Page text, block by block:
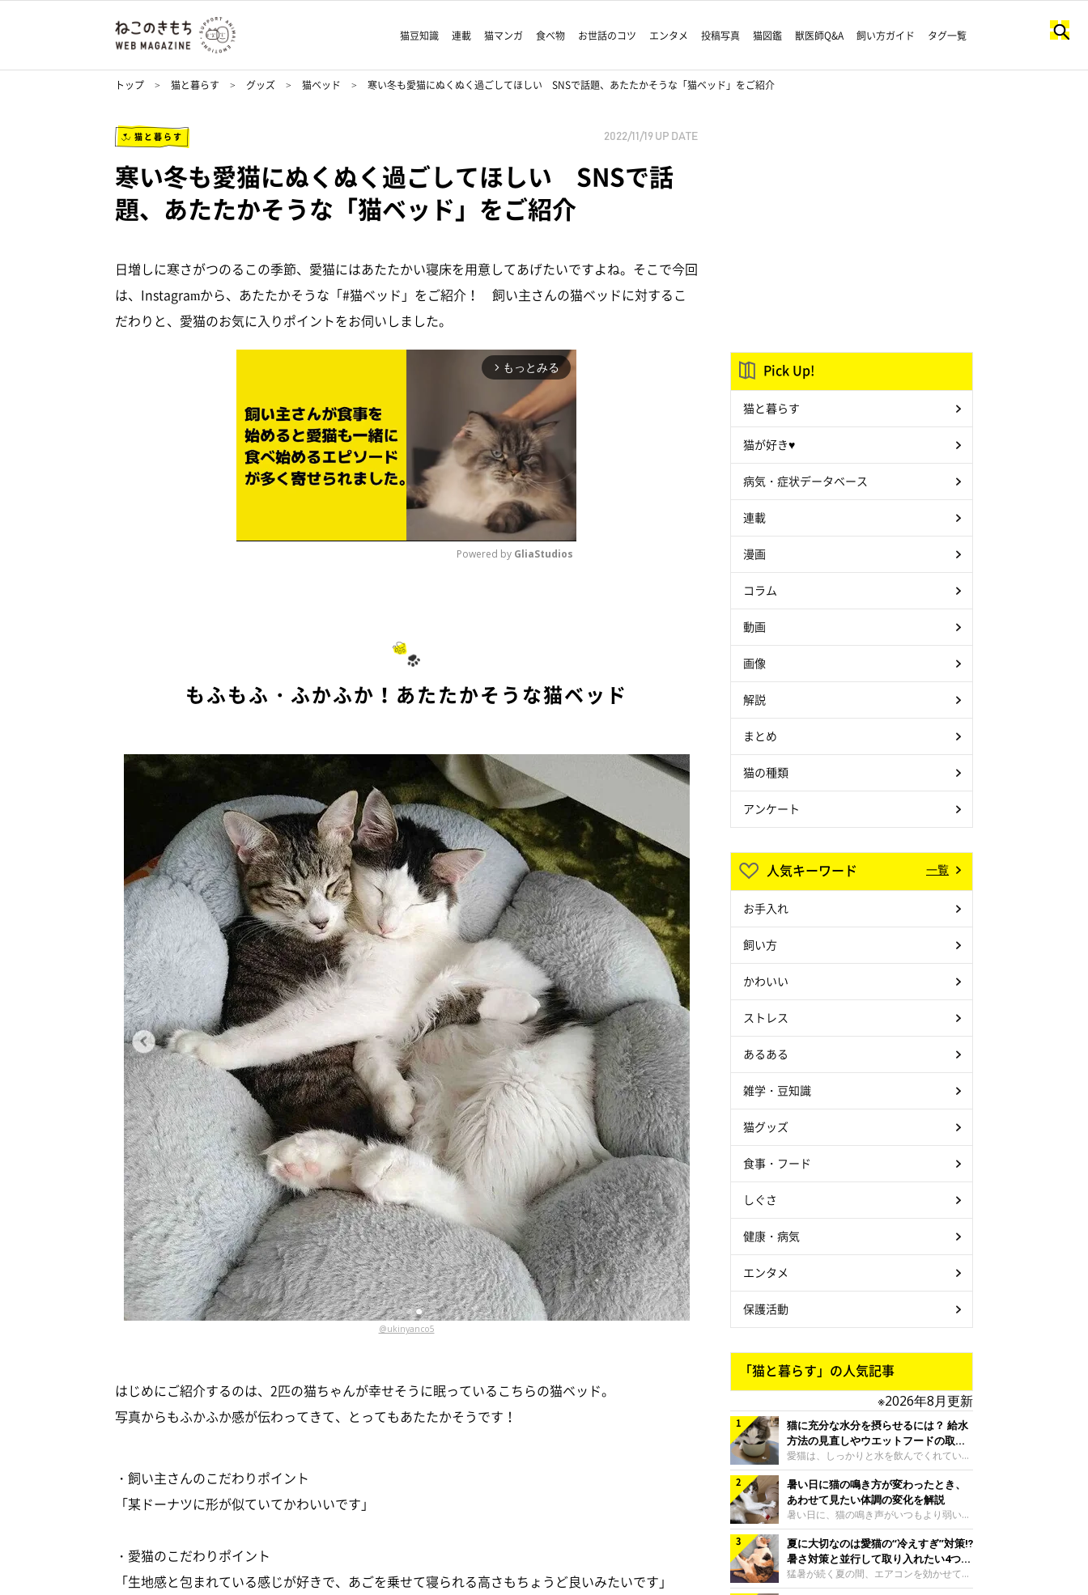
猫豆知識 連載 猫マンガ 食べ物 お世話のコツ エンタメ 投稿写真 猫図鑑 獣医師Q&A 飼い方ガイド タグ一覧
トップ 猫と暮らす グッズ 猫ベッド 寒い冬も愛猫にぬくぬく過ごしてほしい SNSで話題、あたたかそうな「猫ベッド」をご紹介
猫と暮らす 2022/11/19 UP DATE
寒い冬も愛猫にぬくぬく過ごしてほしい SNSで話
題、あたたかそうな「猫ベッド」をご紹介
日増しに寒さがつのるこの季節、愛猫にはあたたかい寝床を用意してあげたいですよね。そこで今回
は、Instagramから、あたたかそうな「#猫ベッド」をご紹介！ 飼い主さんの猫ベッドに対するこ
だわりと、愛猫のお気に入りポイントをお伺いしました。
arrow_forward_ios もっとみる
Powered by GliaStudios
もふもふ・ふかふか！あたたかそうな猫ベッド
@ukinyanco5
はじめにご紹介するのは、2匹の猫ちゃんが幸せそうに眠っているこちらの猫ベッド。
写真からもふかふか感が伝わってきて、とってもあたたかそうです！
・飼い主さんのこだわりポイント
「某ドーナツに形が似ていてかわいいです」
・愛猫のこだわりポイント
「生地感と包まれている感じが好きで、あごを乗せて寝られる高さもちょうど良いみたいです」
Pick Up!
猫と暮らす
猫が好き♥
病気・症状データベース
連載
漫画
コラム
動画
画像
解説
まとめ
猫の種類
アンケート
人気キーワード 一覧
お手入れ
飼い方
かわいい
ストレス
あるある
雑学・豆知識
猫グッズ
食事・フード
しぐさ
健康・病気
エンタメ
保護活動
「猫と暮らす」の人気記事
※2026年8月更新
猫に充分な水分を摂らせるには？ 給水
方法の見直しやウエットフードの取り
入れ方を解説
愛猫は、しっかりと水を飲んでくれていま
すか？ 夏場はエアコンで室内が涼しいこ
ともあり、猫があまり水を飲まないこと
も。積極的に水分を摂らせるためには、給
水方法を見直したり、フードから水分を摂
らせたりする方法があります。今回は獣医
師の重本仁先生に、猫に水分を摂らせるた
めにできるためできる工夫を教えていただ
きました。ボウルの高さを愛猫の好みにね
このきもち投稿写真ギャラリー水飲みボウ
暑い日に猫の鳴き方が変わったとき、
あわせて見たい体調の変化を解説
暑い日に、猫の鳴き声がいつもより弱い、
かすれる、しつこく鳴くなど、ふだんと違
って聞こえることがあります。 そんなと
き、あわせてどのような様子を確認したら
よいのでしょうか。暑い日に猫の鳴き方が
変わるときの見方や注意したい体調の変化
夏に大切なのは愛猫の“冷えすぎ”対策⁉
暑さ対策と並行して取り入れたい4つの
工夫
猛暑が続く夏の間、エアコンを効かせて室
内を冷やしますよね。しかし、人にとって